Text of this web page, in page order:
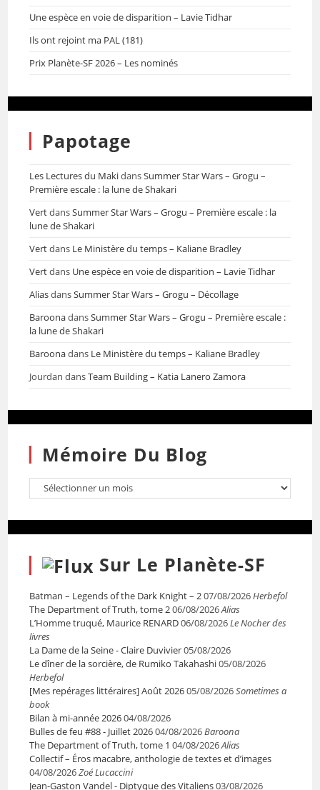
Une espèce en voie de disparition – Lavie Tidhar
Ils ont rejoint ma PAL (181)
Prix Planète-SF 2026 – Les nominés
Papotage
Les Lectures du MakidansSummer Star Wars – Grogu –
Première escale : la lune de Shakari
VertdansSummer Star Wars – Grogu – Première escale : la
lune de Shakari
Vertdans Le Ministère du temps – Kaliane Bradley
Vertdans Une espèce en voie de disparition – Lavie Tidhar
AliasdansSummer Star Wars – Grogu – Décollage
BaroonadansSummer Star Wars – Grogu – Première escale :
la lune de Shakari
Baroonadans Le Ministère du temps – Kaliane Bradley
Jourdan dansTeam Building – Katia Lanero Zamora
Mémoire Du Blog
Sur Le Planète-SF
Batman – Legends of the Dark Knight – 207/08/2026Herbefol
The Department of Truth, tome 206/08/2026Alias
L’Homme truqué, Maurice RENARD06/08/2026Le Nocher des
livres
La Dame de la Seine - Claire Duvivier05/08/2026
Le dîner de la sorcière, de Rumiko Takahashi05/08/2026
Herbefol
[Mes repérages littéraires] Août 202605/08/2026Sometimes a
book
Bilan à mi-année 202604/08/2026
Bulles de feu #88 - Juillet 202604/08/2026Baroona
The Department of Truth, tome 1 04/08/2026Alias
Collectif – Éros macabre, anthologie de textes et d’images
04/08/2026Zoé Lucaccini
Jean-Gaston Vandel - Diptyque des Vitaliens03/08/2026